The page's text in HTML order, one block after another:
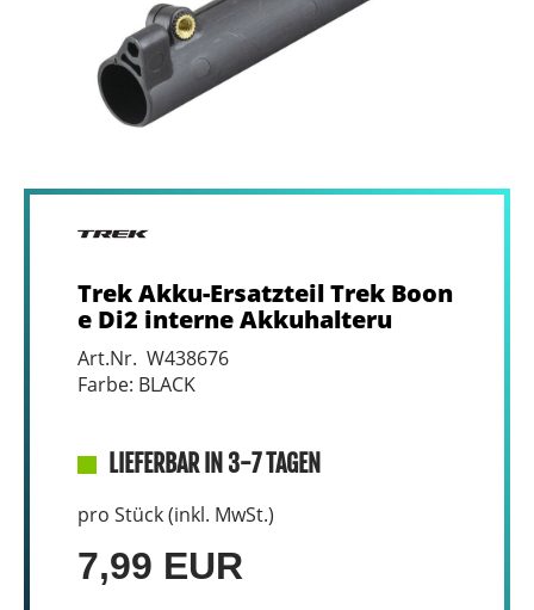
Trek Akku-Ersatzteil Trek Boon
e Di2 interne Akkuhalteru
Art.Nr. W438676
Farbe: BLACK
LIEFERBAR IN 3-7 TAGEN
pro Stück (inkl. MwSt.)
7,99 EUR